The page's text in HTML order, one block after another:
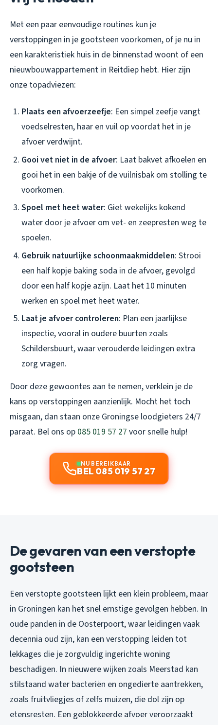
Met een paar eenvoudige routines kun je
verstoppingen in je gootsteen voorkomen, of je nu in
een karakteristiek huis in de binnenstad woont of een
nieuwbouwappartement in Reitdiep hebt. Hier zijn
onze topadviezen:
Plaats een afvoerzeefje: Een simpel zeefje vangt
voedselresten, haar en vuil op voordat het in je
afvoer verdwijnt.
Gooi vet niet in de afvoer: Laat bakvet afkoelen en
gooi het in een bakje of de vuilnisbak om stolling te
voorkomen.
Spoel met heet water: Giet wekelijks kokend
water door je afvoer om vet- en zeepresten weg te
spoelen.
Gebruik natuurlijke schoonmaakmiddelen: Strooi
een half kopje baking soda in de afvoer, gevolgd
door een half kopje azijn. Laat het 10 minuten
werken en spoel met heet water.
Laat je afvoer controleren: Plan een jaarlijkse
inspectie, vooral in oudere buurten zoals
Schildersbuurt, waar verouderde leidingen extra
zorg vragen.
Door deze gewoontes aan te nemen, verklein je de
kans op verstoppingen aanzienlijk. Mocht het toch
misgaan, dan staan onze Groningse loodgieters 24/7
paraat. Bel ons op 085 019 57 27 voor snelle hulp!
NU BEREIKBAAR
BEL 085 019 57 27
De gevaren van een verstopte
gootsteen
Een verstopte gootsteen lijkt een klein probleem, maar
in Groningen kan het snel ernstige gevolgen hebben. In
oude panden in de Oosterpoort, waar leidingen vaak
decennia oud zijn, kan een verstopping leiden tot
lekkages die je zorgvuldig ingerichte woning
beschadigen. In nieuwere wijken zoals Meerstad kan
stilstaand water bacteriën en ongedierte aantrekken,
zoals fruitvliegjes of zelfs muizen, die dol zijn op
etensresten. Een geblokkeerde afvoer veroorzaakt